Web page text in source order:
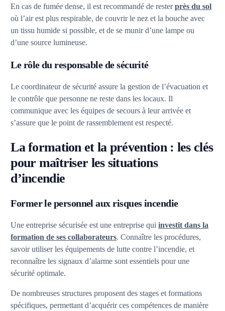
En cas de fumée dense, il est recommandé de resterprès du sol
où l’air est plus respirable, de couvrir le nez et la bouche avec
un tissu humide si possible, et de se munir d’une lampe ou
d’une source lumineuse.
Le rôle du responsable de sécurité
Le coordinateur de sécurité assure la gestion de l’évacuation et
le contrôle que personne ne reste dans les locaux. Il
communique avec les équipes de secours à leur arrivée et
s’assure que le point de rassemblement est respecté.
La formation et la prévention : les clés
pour maîtriser les situations
d’incendie
Former le personnel aux risques incendie
Une entreprise sécurisée est une entreprise quiinvestit dans la
formation de ses collaborateurs. Connaître les procédures,
savoir utiliser les équipements de lutte contre l’incendie, et
reconnaître les signaux d’alarme sont essentiels pour une
sécurité optimale.
De nombreuses structures proposent des stages et formations
spécifiques, permettant d’acquérir ces compétences de manière